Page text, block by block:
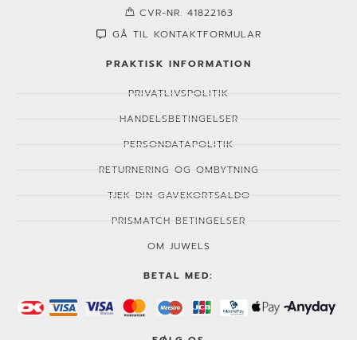
CVR-NR. 41822163
GÅ TIL KONTAKTFORMULAR
PRAKTISK INFORMATION
PRIVATLIVSPOLITIK
HANDELSBETINGELSER
PERSONDATAPOLITIK
RETURNERING OG OMBYTNING
TJEK DIN GAVEKORTSALDO
PRISMATCH BETINGELSER
OM JUWELS
BETAL MED: